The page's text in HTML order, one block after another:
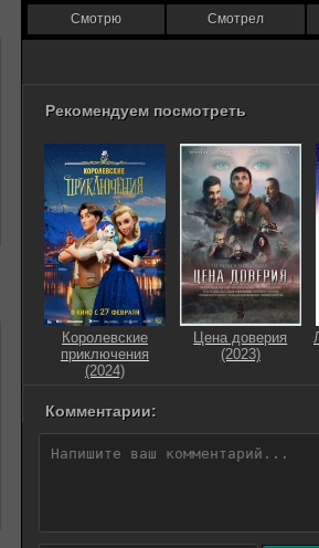
Смотрю Смотрел
Рекомендуем посмотреть
Королевские
приключения
(2024)
Цена доверия
(2023)
Комментарии: